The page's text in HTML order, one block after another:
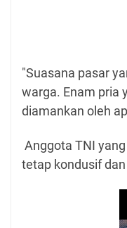
"Suasana pasar
warga. Enam pria
diamankan oleh
Anggota TNI
tetap kondusif